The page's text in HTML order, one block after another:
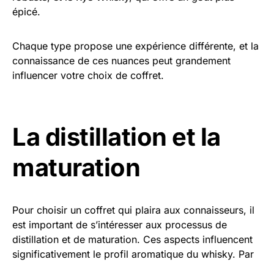
épicé.
Chaque type propose une expérience différente, et la
connaissance de ces nuances peut grandement
influencer votre choix de coffret.
La distillation et la
maturation
Pour choisir un coffret qui plaira aux connaisseurs, il
est important de s’intéresser aux processus de
distillation et de maturation. Ces aspects influencent
significativement le profil aromatique du whisky. Par